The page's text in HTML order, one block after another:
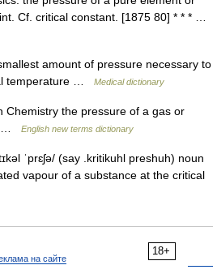
Cf. critical constant. [1875 80] * * * …
amount of pressure necessary to
temperature …
Medical dictionary
the pressure of a gas or
…
English new terms dictionary
ˈprɛʃə/ (say .kritikuhl preshuh) noun
vapour of a substance at the critical
18+
на сайте